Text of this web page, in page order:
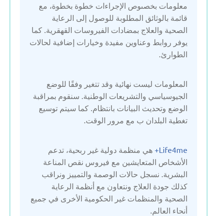
معلومات بخصىوص الإجراءات خطوة بخطوة، مع
قائمة بالوثائق المطلوبة للوصول إلى الرعاية
الصحية والعلاج بمضادات الفيروسات القهقرية. كما
يوفر روابط وعناوين مفيدة وخيارات إضافية لحالات
الطوارئ.
المعلومات ليست نهائية وقد تتغير وفقًا للوضع
الجيوسياسي والتشريعات الوطنية. سنقوم بمراقبة
الوضع وتحديث البيانات بانتظام. كما سيتم توسيع
تغطية البلدان ب مع مرور الوقت.
Life4me+
هي منظمة دولية غير ربحية، تدعم
الأشخاص المتعايشين مع فيروس نقص المناعة
البشرية. نسجل حالات الوصمة والتمييز ونراقب
كذلك جودة العلاج ونتعاون مع أنظمة الرعاية
الصحية والمنظمات غير الحكومية الأخرى في جميع
أنحاء العالم.
الدنمارك
السويد
النمسا
بلغاريا
بولندا